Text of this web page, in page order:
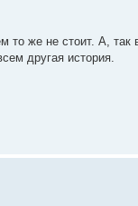
то же не стоит. А, так
другая история.